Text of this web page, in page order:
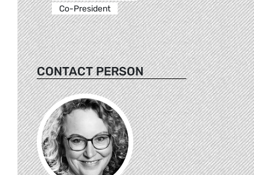
Co-President
CONTACT PERSON